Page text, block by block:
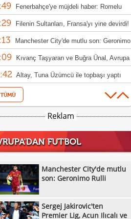
Fenerbahçe'ye müjdeli haber: Romelu
Filenin Sultanları, Fransa'yı yine devirdi!
Manchester City'de mutlu son: Geronimo
Kıvanç Taşyaran ve Buğra Ünal, Avrupa
finale yükseldi
Altay, Tuna Üzümcü ile topbaşı yaptı
Sergej Jakirovic'ten Premier Lig, Acun
ve Türkiye açıklaması!
Eren Derdiyok Galatasaray'a döndü!
Cristian Romero transferinde dev yarış:
Melikgazi Kayseri Basketbol'da Emin
dönemiManchester City, Barcelona'nın Rodri
reddetti!
Ümraniyespor'dan iki takviye!
Reklam
FUTBOL
Manchester City'de mutlu
son: Geronimo Rulli
Sergej Jakirovic'ten
Premier Lig, Acun Ilıcalı ve